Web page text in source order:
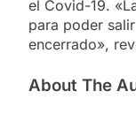
el Covid-19.
para poder
encerrado»,
About The